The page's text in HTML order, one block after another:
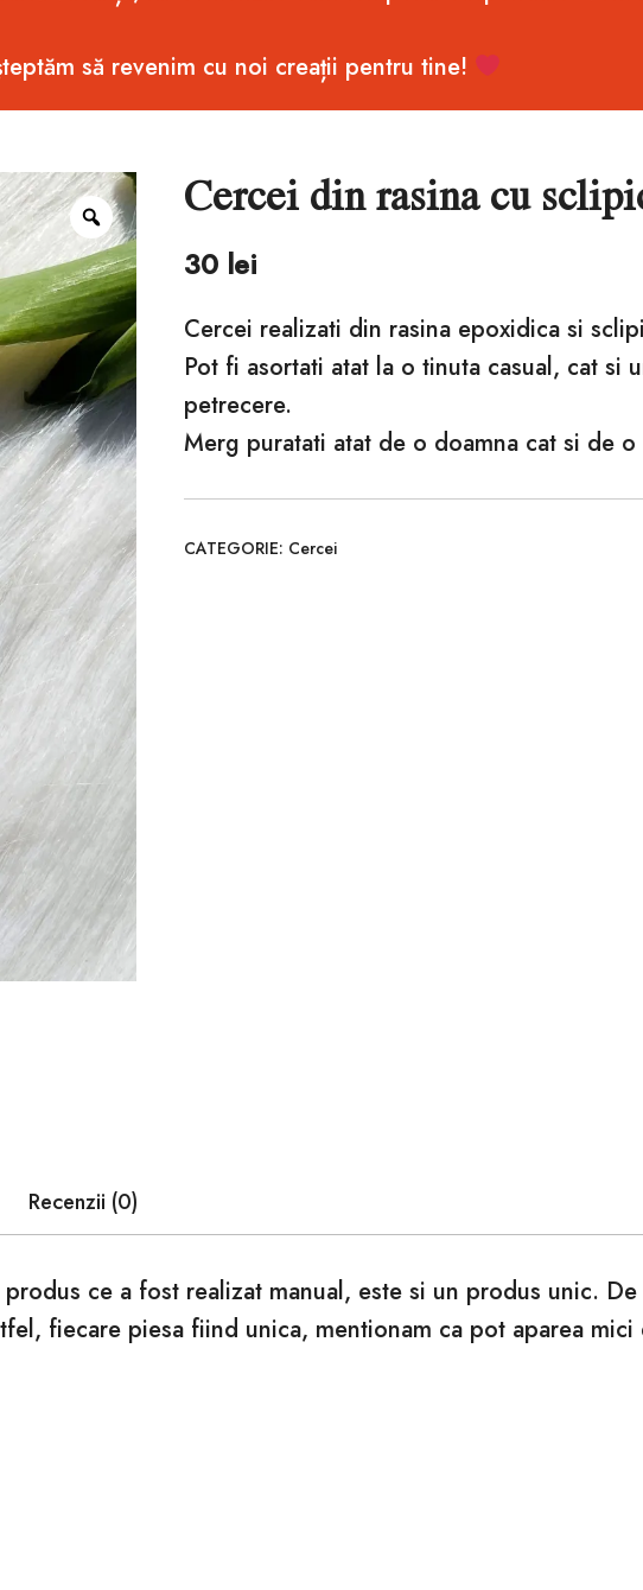
să revenim cu noi creații pentru tine!
Zoom Cercei din rasina cu
30 lei
Cercei realizati din rasina epoxidica si
Pot fi asortati atat la o tinuta casual, cat si
petrecere.
Merg puratati atat de o doamna cat si de
CATEGORIE: Cercei
Recenzii (0)
ce a fost realizat manual, este si un produs unic.
fiecare piesa fiind unica, mentionam ca pot aparea